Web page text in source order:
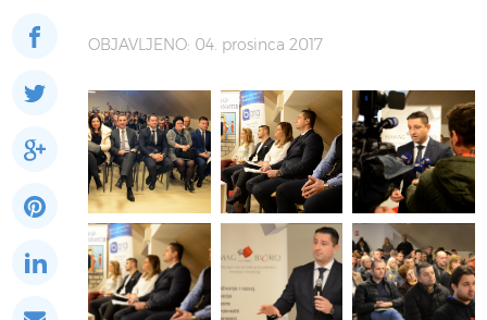
OBJAVLJENO: 04. prosinca 2017